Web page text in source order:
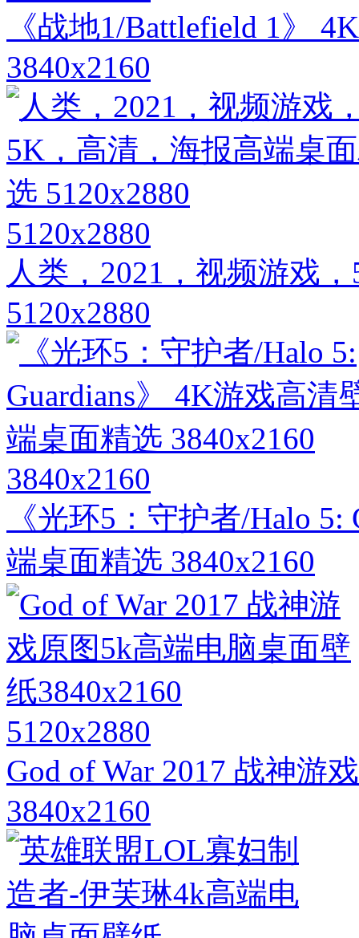
《战地1/Battlefield 1》
3840x2160
5120x2880
人类，2021，视频游戏
5120x2880
3840x2160
《光环5：守护者/Halo
端桌面精选 3840x2160
5120x2880
God of War 2017 战神游
3840x2160